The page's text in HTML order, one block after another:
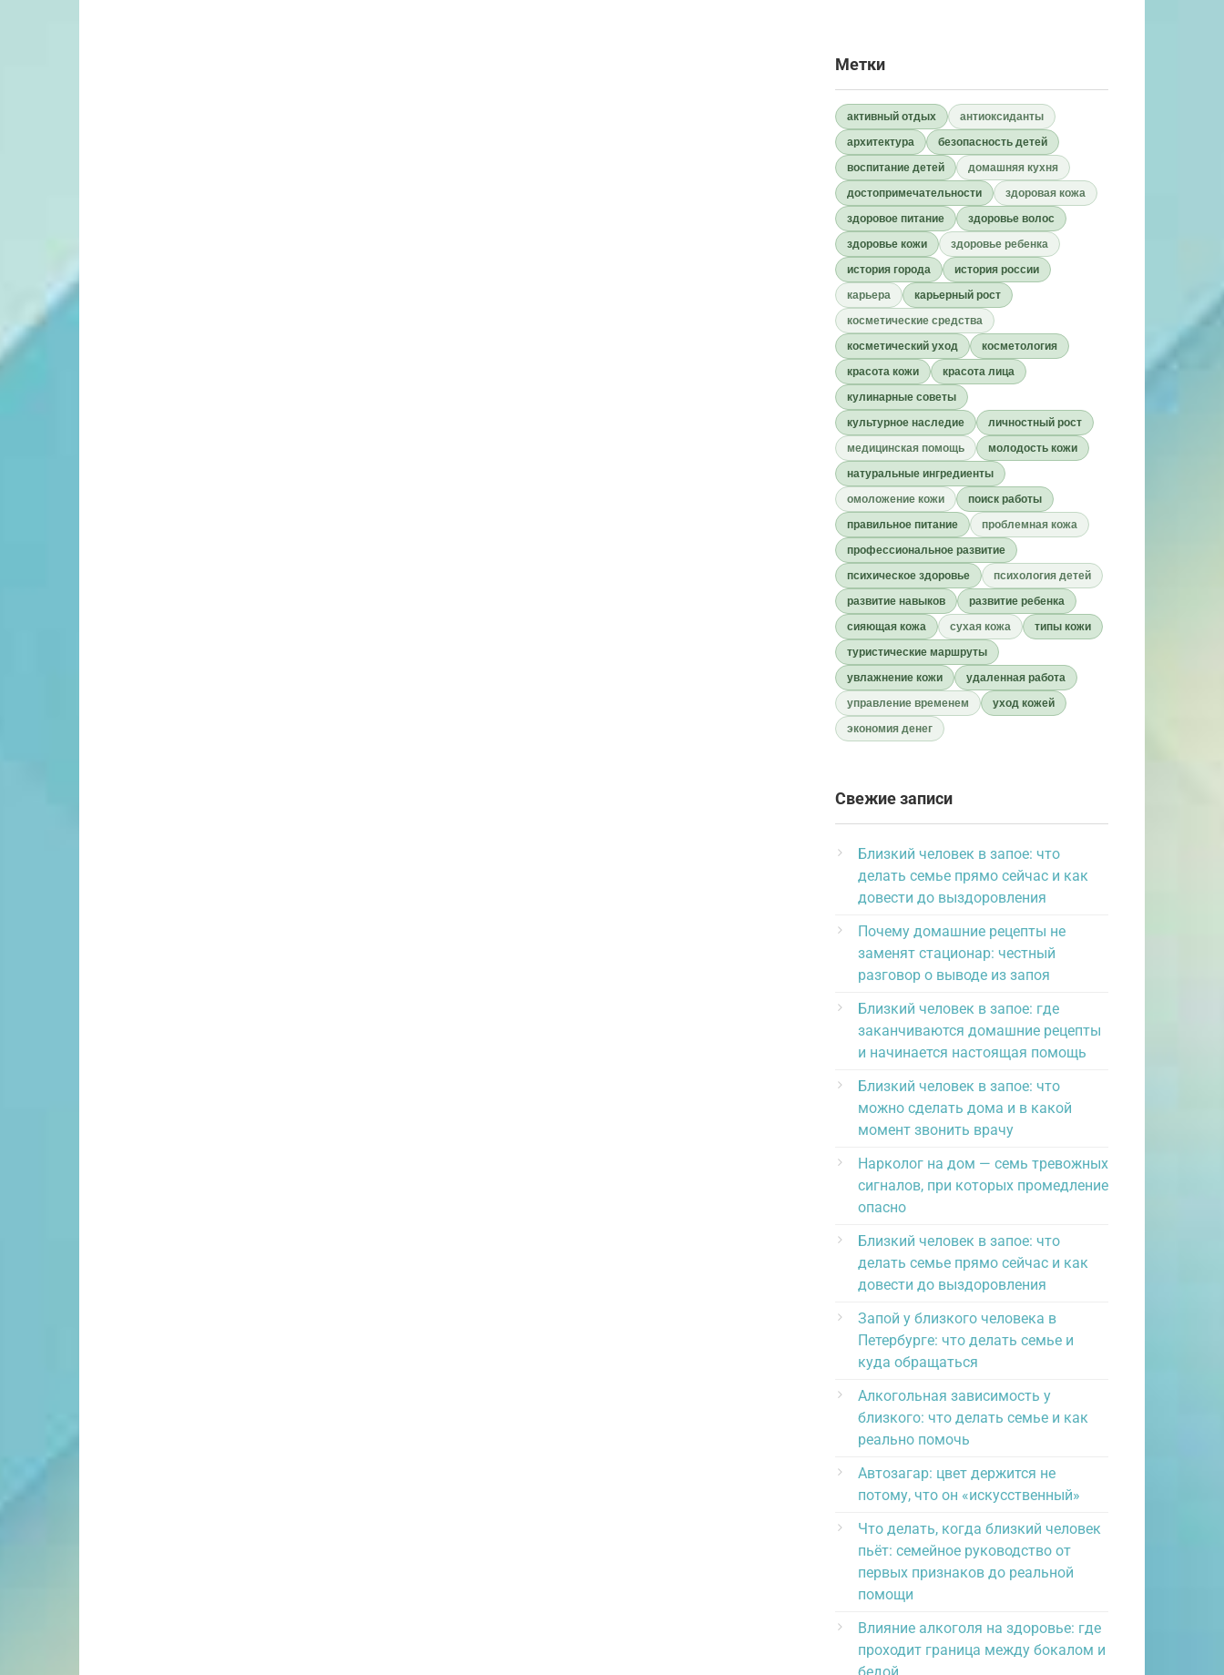
Метки
активный отдых
антиоксиданты
архитектура
безопасность детей
воспитание детей
домашняя кухня
достопримечательности
здоровая кожа
здоровое питание
здоровье волос
здоровье кожи
здоровье ребенка
история города
история россии
карьера
карьерный рост
косметические средства
косметический уход
косметология
красота кожи
красота лица
кулинарные советы
культурное наследие
личностный рост
медицинская помощь
молодость кожи
натуральные ингредиенты
омоложение кожи
поиск работы
правильное питание
проблемная кожа
профессиональное развитие
психическое здоровье
психология детей
развитие навыков
развитие ребенка
сияющая кожа
сухая кожа
типы кожи
туристические маршруты
увлажнение кожи
удаленная работа
управление временем
уход кожей
экономия денег
Свежие записи
Близкий человек в запое: что
делать семье прямо сейчас и как
довести до выздоровления
Почему домашние рецепты не
заменят стационар: честный
разговор о выводе из запоя
Близкий человек в запое: где
заканчиваются домашние рецепты
и начинается настоящая помощь
Близкий человек в запое: что
можно сделать дома и в какой
момент звонить врачу
Нарколог на дом — семь тревожных
сигналов, при которых промедление
опасно
Близкий человек в запое: что
делать семье прямо сейчас и как
довести до выздоровления
Запой у близкого человека в
Петербурге: что делать семье и
куда обращаться
Алкогольная зависимость у
близкого: что делать семье и как
реально помочь
Автозагар: цвет держится не
потому, что он «искусственный»
Что делать, когда близкий человек
пьёт: семейное руководство от
первых признаков до реальной
помощи
Влияние алкоголя на здоровье: где
проходит граница между бокалом и